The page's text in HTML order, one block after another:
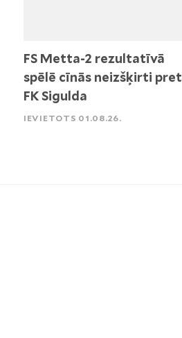
FS Metta-2 rezultatīvā
spēlē cīnās neizšķirti pret
FK Sigulda
IEVIETOTS 01.08.26.